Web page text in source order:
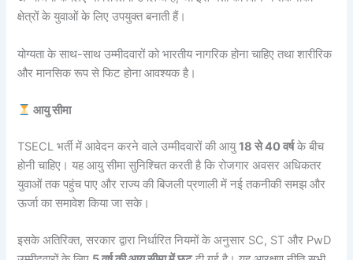
क्षेत्रों के युवाओं के लिए उपयुक्त बनाती हैं।
योग्यता के साथ-साथ उम्मीदवारों को भारतीय नागरिक होना चाहिए तथा शारीरिक
और मानसिक रूप से फिट होना आवश्यक है।
आयु सीमा
TSECL भर्ती में आवेदन करने वाले उम्मीदवारों की आयु18 से 40 वर्षके बीच
होनी चाहिए। यह आयु सीमा सुनिश्चित करती है कि रोजगार अवसर अधिकतर
युवाओं तक पहुंच पाए और राज्य की बिजली प्रणाली में नई तकनीकी समझ और
ऊर्जा का समावेश किया जा सके।
इसके अतिरिक्त, सरकार द्वारा निर्धारित नियमों के अनुसार SC, ST और PwD